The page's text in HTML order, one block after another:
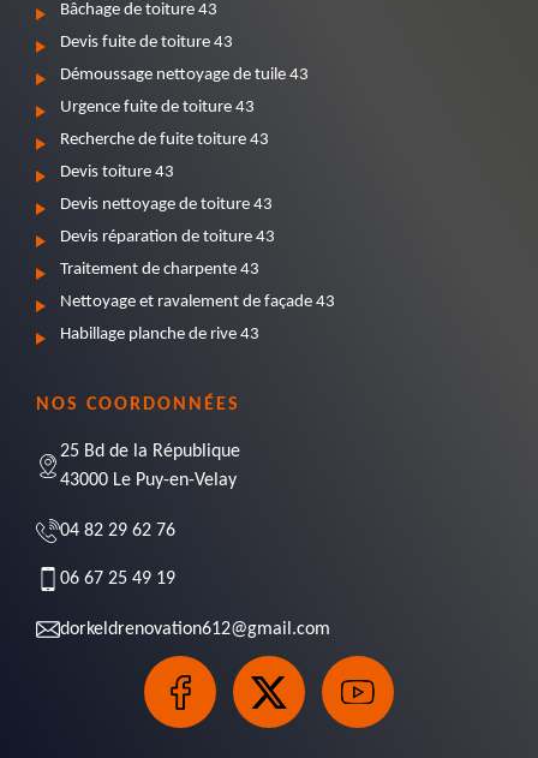
Bâchage de toiture 43
Devis fuite de toiture 43
Démoussage nettoyage de tuile 43
Urgence fuite de toiture 43
Recherche de fuite toiture 43
Devis toiture 43
Devis nettoyage de toiture 43
Devis réparation de toiture 43
Traitement de charpente 43
Nettoyage et ravalement de façade 43
Habillage planche de rive 43
NOS COORDONNÉES
25 Bd de la République
43000 Le Puy-en-Velay
04 82 29 62 76
06 67 25 49 19
dorkeldrenovation612@gmail.com